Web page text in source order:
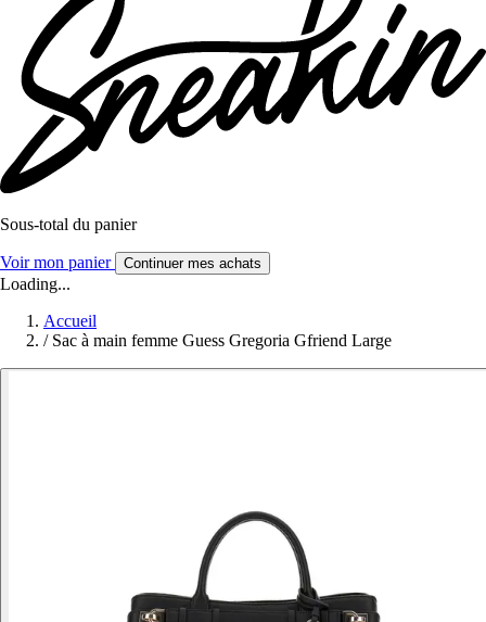
Sous-total du panier
Voir mon panier Continuer mes achats
Loading...
Accueil
/ Sac à main femme Guess Gregoria Gfriend Large